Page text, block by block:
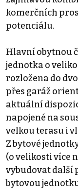
komerčních
potenciálu.
Hlavní obytnou
jednotka o
rozložena do
přes garáž
aktuální
napojené na
velkou terasu i
Z bytové
(o velikosti více
vybudovat další
bytovou